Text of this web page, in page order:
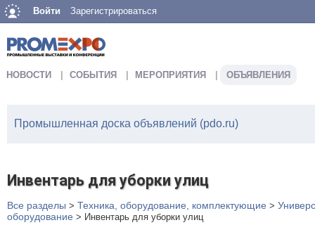
Войти Зарегистрироваться
НОВОСТИ СОБЫТИЯ МЕРОПРИЯТИЯ ОБЪЯВЛЕНИЯ
Промышленная доска объявлений (pdo.ru)
Инвентарь для уборки улиц
Все разделы > Техника, оборудование, комплектующие >
оборудование > Инвентарь для уборки улиц